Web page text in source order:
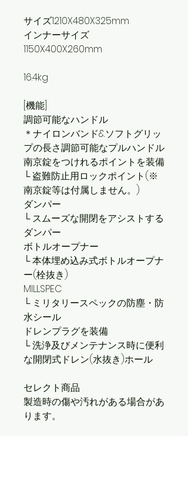
サイズ1210X480X325mm
インナーサイズ
1150X400X260mm
16.4kg
[機能]
調節可能なハンドル
＊ナイロンバンド&ソフトグリッ
プの長さ調節可能なプルハンドル
南京錠をつけれるポイントを装備
└ 盗難防止用ロックポイント(※
南京錠等は付属しません。)
ダンパー
└ スムーズな開閉をアシストする
ダンパー
ボトルオープナー
└ 本体埋め込み式ボトルオープナ
ー(栓抜き)
MILLSPEC
└ ミリタリースペックの防塵・防
水シール
ドレンプラグを装備
└ 洗浄及びメンテナンス時に便利
な開閉式ドレン(水抜き)ホール
セレクト商品
製造時の傷や汚れがある場合があ
ります。